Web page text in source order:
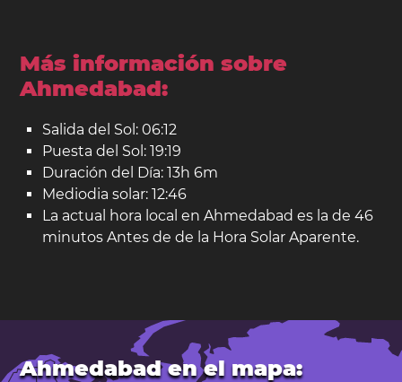
Más información sobre
Ahmedabad:
Salida del Sol: 06:12
Puesta del Sol: 19:19
Duración del Día: 13h 6m
Mediodia solar: 12:46
La actual hora local en Ahmedabad es la de 46
minutos Antes de de la Hora Solar Aparente.
Ahmedabad en el mapa: